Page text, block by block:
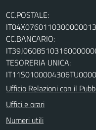
CC.POSTALE:
CC.BANCARIO:
TESORERIA UNICA:
Ufficio Relazioni con il
Uffici e orari
Numeri utili